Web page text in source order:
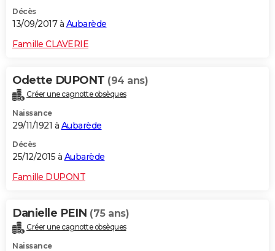
Décès
13/09/2017 à Aubarède
Famille CLAVERIE
Odette DUPONT (94 ans)
Créer une cagnotte obsèques
Naissance
29/11/1921 à Aubarède
Décès
25/12/2015 à Aubarède
Famille DUPONT
Danielle PEIN (75 ans)
Créer une cagnotte obsèques
Naissance